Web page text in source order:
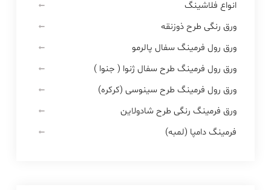
انواع فلاشینگ
ورق رنگی طرح ذوزنقه
ورق رول فرمینگ سفال پالرمو
ورق رول فرمینگ طرح سفال ژنوا ( جنوا )
ورق رول فرمینگ طرح سینوسی (کرکره)
ورق فرمینگ رنگی طرح شادولاین
فرمینگ دامپا (لمبه)